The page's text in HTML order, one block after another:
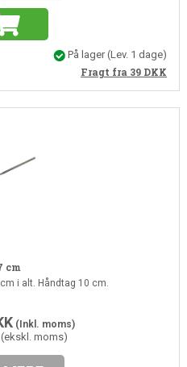
På lager(Lev. 1 dage)
Fragt fra 39 DKK
cm
i alt. Håndtag 10 cm.
(Inkl. moms)
(ekskl. moms)